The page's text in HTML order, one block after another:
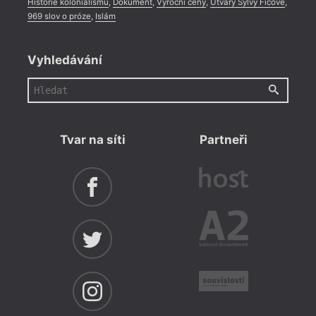
Historie kolonialismu, Dokument, Výroční ceny, Útvary Sylvy Ficové,
969 slov o próze, Islám
Vyhledávání
Tvar na síti Partneři